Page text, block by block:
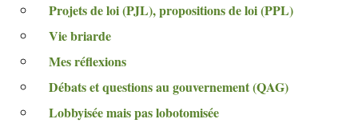
Projets de loi (PJL), propositions de loi (PPL)
Vie briarde
Mes réflexions
Débats et questions au gouvernement (QAG)
Lobbyisée mais pas lobotomisée